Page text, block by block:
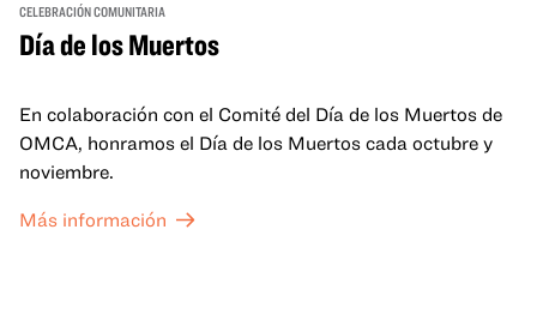
CELEBRACIÓN COMUNITARIA
Día de los Muertos
En colaboración con el Comité del Día de los Muertos de
OMCA, honramos el Día de los Muertos cada octubre y
noviembre.
Más información